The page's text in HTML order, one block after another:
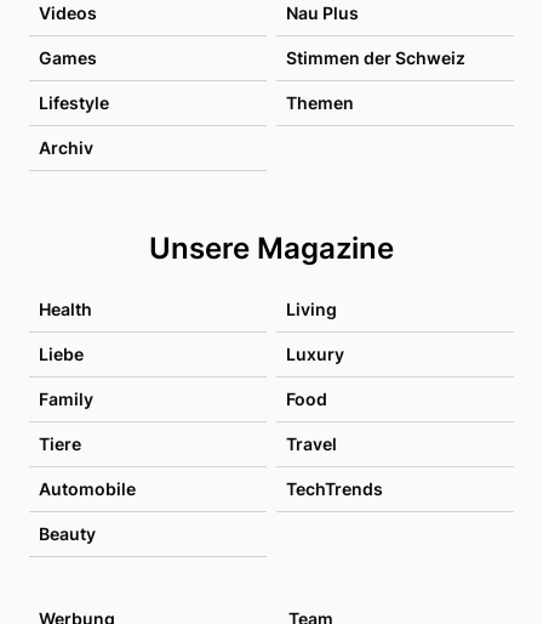
Videos Nau Plus
Games Stimmen der Schweiz
Lifestyle Themen
Archiv
Unsere Magazine
Health Living
Liebe Luxury
Family Food
Tiere Travel
Automobile TechTrends
Beauty
Werbung Team